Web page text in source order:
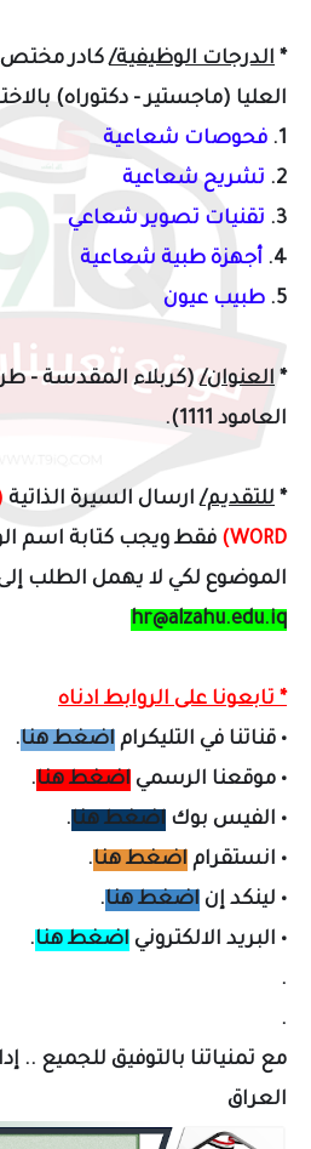
* الدرجات الوظيفية/كادر
العليا (ماجستير - دكتوراه)
1. فحوصات شعاعية
2.
تشريح شعاعية
3.
تقنيات تصوير شعاعي
4.
أجهزة طبية شعاعية
5. طبيب عيون
* العنوان/(كربلاء المقدسة -
العامود 1111).
* للتقديم/ارسال السيرة الذاتية
WORD)
فقط ويجب كتابة اسم
الموضوع لكي لا يهمل الطلب إلى
hr@alzahu.edu.iq
* تابعونا على الروابط ادناه
• قناتنا في التليكرام اضغط هنا.
• موقعنا الرسمي اضغط هنا.
• الفيس بوك اضغط هنا.
• انستقرام اضغط هنا.
• لينكد إن اضغط هنا.
• البريد الالكتروني اضغط هنا.
.
.
مع تمنياتنا بالتوفيق للجميع ..
العراق